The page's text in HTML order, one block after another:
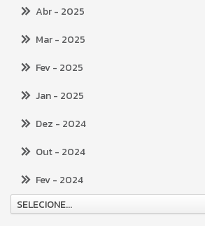
Abr- 2025
Mar- 2025
Fev- 2025
Jan- 2025
Dez - 2024
Out- 2024
Fev- 2024
SELECIONE...